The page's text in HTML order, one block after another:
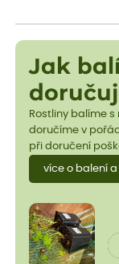
Jak
Rostliny balíme s
doručíme v
při doručení
více o balení a